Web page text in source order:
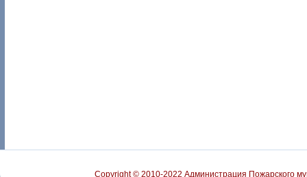
Copyright © 2010-2022 Администрация Пожарского